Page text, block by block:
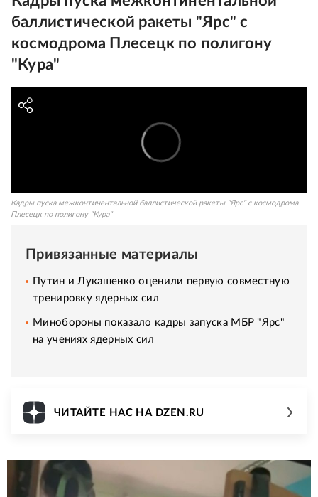
баллистической ракеты "Ярс" с
космодрома Плесецк по полигону
"Кура"
Кадры пуска межконтинентальной баллистической ракеты "Ярс" с космодрома
Плесецк по полигону "Кура"
Привязанные материалы
Путин и Лукашенко оценили первую совместную
тренировку ядерных сил
Минобороны показало кадры запуска МБР "Ярс"
на учениях ядерных сил
ЧИТАЙТЕ НАС НА DZEN.RU